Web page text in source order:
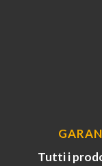
Tutti i